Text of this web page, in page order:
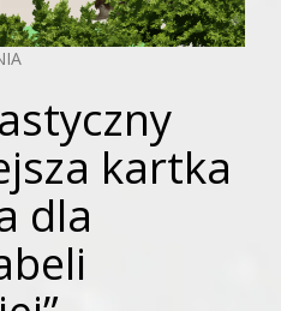
kartka
dla